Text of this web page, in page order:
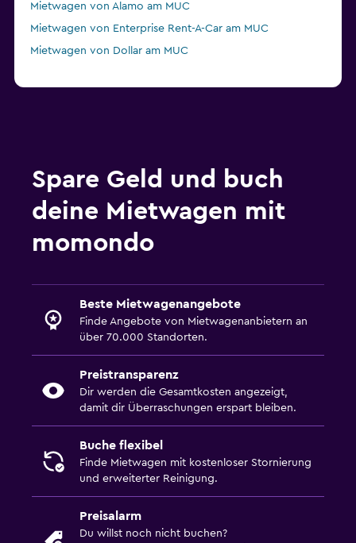
Mietwagen von Alamo am MUC
Mietwagen von Enterprise Rent-A-Car am MUC
Mietwagen von Dollar am MUC
Spare Geld und buch
deine Mietwagen mit
momondo
Beste Mietwagenangebote
Finde Angebote von Mietwagenanbietern an
über 70.000 Standorten.
Preistransparenz
Dir werden die Gesamtkosten angezeigt,
damit dir Überraschungen erspart bleiben.
Buche flexibel
Finde Mietwagen mit kostenloser Stornierung
und erweiterter Reinigung.
Preisalarm
Du willst noch nicht buchen?